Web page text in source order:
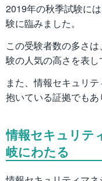
2019年の秋季試験に
験に臨みました。
この受験者数の多さ
験の人気の高さを表し
また、情報セキュリ
抱いている証拠でもあ
情報セキュリテ
岐にわたる